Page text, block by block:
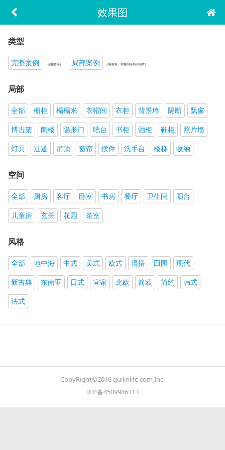
效果图
类型
完整案例 （完整套系） 局部案例 （电视墙、衣帽间等局部照片）
局部
全部 橱柜 榻榻米 衣帽间 衣柜 背景墙 隔断
飘窗
博古架
阁楼 隐形门 吧台 书柜 酒柜 鞋柜
照片墙
灯具
过道 吊顶 窗帘 摆件 洗手台 楼梯 收纳
空间
全部 厨房 客厅 卧室 书房 餐厅 卫生间
阳台
儿童房
玄关 花园 茶室
风格
全部 地中海 中式 美式 欧式 混搭 田园
现代
新古典
东南亚 日式 宜家 北欧 简欧 简约
韩式
法式
CopyRight©2016 guilinlife.com Inc.
ICP备4509986313